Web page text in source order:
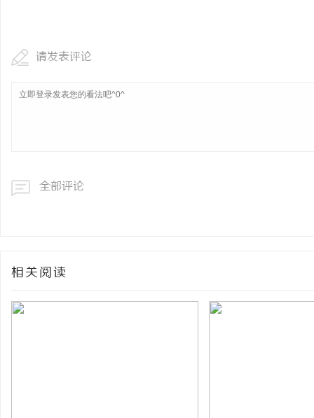
请发表评论
全部评论
相关阅读